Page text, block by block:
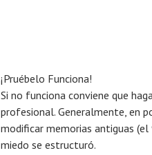
¡Pruébelo Funciona!
Si no funciona conviene que
profesional. Generalmente, en
modificar memorias antiguas
miedo se estructuró.